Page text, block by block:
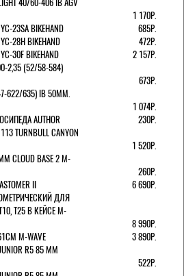
1 170Р.
23SA BIKEHAND
685Р.
28H BIKEHAND
472Р.
30F BIKEHAND
2 157Р.
2,35 (52/58-584)
673Р.
622/635) IB 50MM.
1 074Р.
AUTHOR
230Р.
TURNBULL CANYON
1 520Р.
CLOUD BASE 2 M-
260Р.
II
6 690Р.
ДЛЯ
T25 В КЕЙСЕ M-
8 990Р.
M-WAVE
3 890Р.
R5 85 ММ
522Р.